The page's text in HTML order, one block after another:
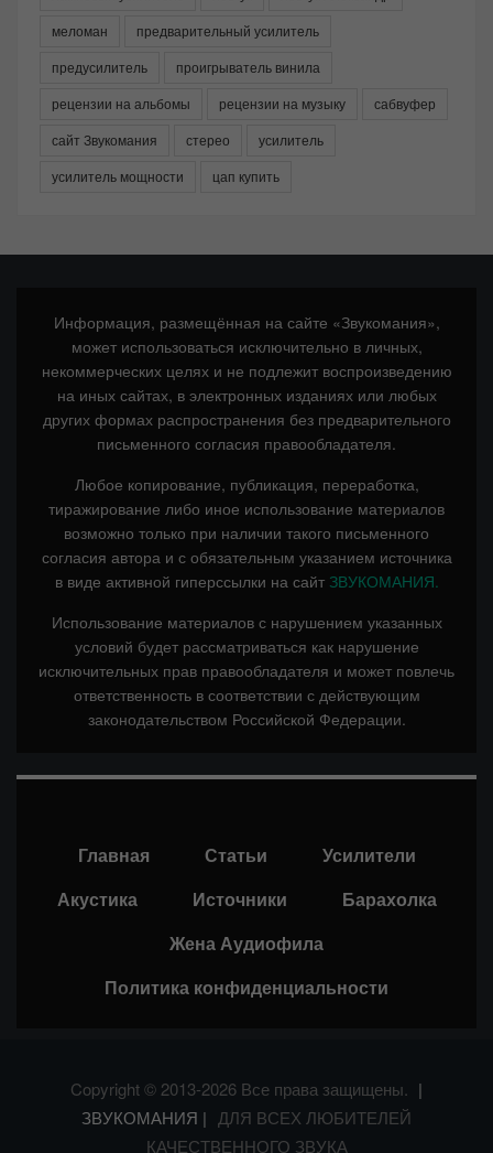
меломан
предварительный усилитель
предусилитель
проигрыватель винила
рецензии на альбомы
рецензии на музыку
сабвуфер
сайт Звукомания
стерео
усилитель
усилитель мощности
цап купить
Информация, размещённая на сайте «Звукомания»,
может использоваться исключительно в личных,
некоммерческих целях и не подлежит воспроизведению
на иных сайтах, в электронных изданиях или любых
других формах распространения без предварительного
письменного согласия правообладателя.
Любое копирование, публикация, переработка,
тиражирование либо иное использование материалов
возможно только при наличии такого письменного
согласия автора и с обязательным указанием источника
в виде активной гиперссылки на сайт ЗВУКОМАНИЯ.
Использование материалов с нарушением указанных
условий будет рассматриваться как нарушение
исключительных прав правообладателя и может повлечь
ответственность в соответствии с действующим
законодательством Российской Федерации.
Главная Статьи
Усилители
Акустика
Источники
Барахолка
Жена Аудиофила
Политика конфиденциальности
Copyright © 2013-2026 Все права защищены. |
ЗВУКОМАНИЯ | ДЛЯ ВСЕХ ЛЮБИТЕЛЕЙ
КАЧЕСТВЕННОГО ЗВУКА